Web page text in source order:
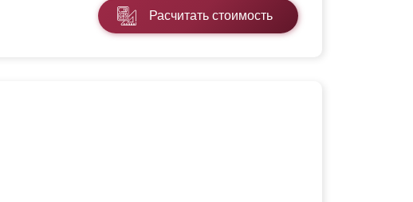
Расчитать стоимость